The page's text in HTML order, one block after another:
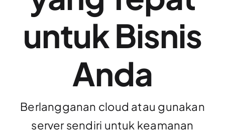
untuk Bisnis
Anda
Berlangganan cloud atau gunakan
server sendiri untuk keamanan